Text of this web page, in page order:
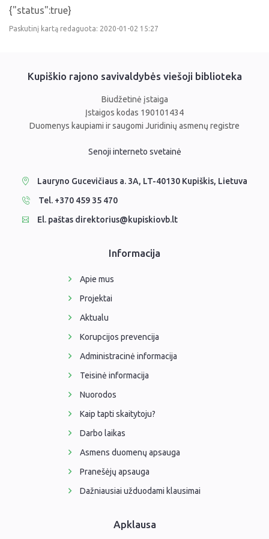
Virtualios parodos
Ramybės takais: interaktyvi kelionė
Skulptūros, prabylančios autoriaus balsu
Mūsų kraštas
NVŠ programa „Atrask ir kurk"
Periodiniai leidiniai
Tau patiks
Naudinga informacija
Komisijos, darbo grupės
{"status":true}
Paskutinį kartą redaguota: 2020-01-02 15:27
Kupiškio rajono savivaldybės viešoji biblioteka
Biudžetinė įstaiga
Įstaigos kodas 190101434
Duomenys kaupiami ir saugomi Juridinių asmenų registre
Senoji interneto svetainė
Lauryno Gucevičiaus a. 3A, LT-40130 Kupiškis, Lietuva
Tel. +370 459 35 470
El. paštas direktorius@kupiskiovb.lt
Informacija
Apie mus
Projektai
Aktualu
Korupcijos prevencija
Administracinė informacija
Teisinė informacija
Nuorodos
Kaip tapti skaitytoju?
Darbo laikas
Asmens duomenų apsauga
Pranešėjų apsauga
Dažniausiai užduodami klausimai
Apklausa